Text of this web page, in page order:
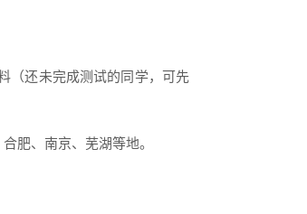
（还未完成测试的同学，可先
肥、南京、芜湖等地。